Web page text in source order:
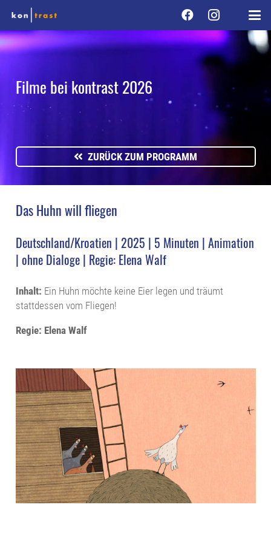
Filme bei kontrast 2026
ZURÜCK ZUM PROGRAMM
Das Huhn will fliegen
Deutschland/Kroatien | 2025 | 5 Minuten | Animation
| ohne Dialoge | Regie: Elena Walf
Inhalt: Ein Huhn möchte keine Eier legen und träumt
stattdessen vom Fliegen!
Regie: Elena Walf